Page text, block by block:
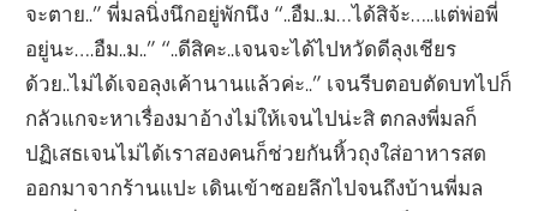
จะตาย..” พี่มลนิ่งนึกอยู่พักนึง “..อืม..ม…ได้สิจ้ะ…..แต่พ่อพี่
อยู่นะ….อืม..ม..” “..ดีสิคะ..เจนจะได้ไปหวัดดีลุงเชียร
ด้วย..ไม่ได้เจอลุงเค้านานแล้วค่ะ..” เจนรีบตอบตัดบทไปก็
กลัวแกจะหาเรื่องมาอ้างไม่ให้เจนไปน่ะสิ ตกลงพี่มลก็
ปฏิเสธเจนไม่ได้เราสองคนก็ช่วยกันหิ้วถุงใส่อาหารสด
ออกมาจากร้านแปะ เดินเข้าซอยลึกไปจนถึงบ้านพี่มล